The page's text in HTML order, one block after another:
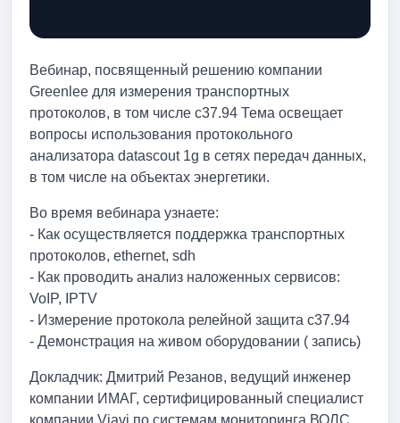
Вебинар, посвященный решению компании
Greenlee для измерения транспортных
протоколов, в том числе c37.94 Тема освещает
вопросы использования протокольного
анализатора datascout 1g в сетях передач данных,
в том числе на объектах энергетики.
Во время вебинара узнаете:
- Как осуществляется поддержка транспортных
протоколов, ethernet, sdh
- Как проводить анализ наложенных сервисов:
VoIP, IPTV
- Измерение протокола релейной защита c37.94
- Демонстрация на живом оборудовании ( запись)
Докладчик: Дмитрий Резанов, ведущий инженер
компании ИМАГ, сертифицированный специалист
компании Viavi по системам мониторинга ВОЛС.